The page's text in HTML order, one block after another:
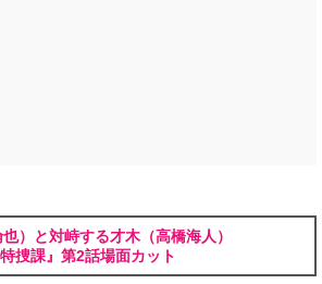
也）と対峙する才木（高橋海人）
捜課』第2話場面カット